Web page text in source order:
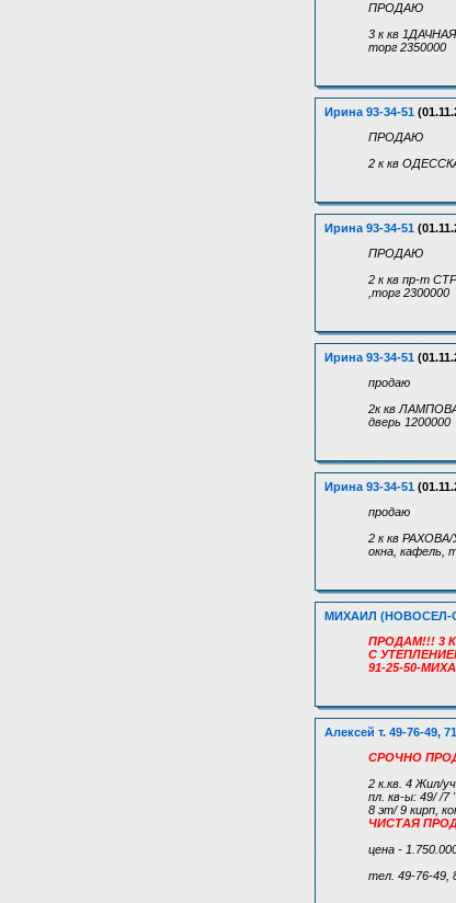
ПРОДАЮ
3 к кв
торг 2350000
Ирина 93-34-51
ПРОДАЮ
2 к кв
Ирина 93-34-51
ПРОДАЮ
2 к кв пр-т
,торг 2300000
Ирина 93-34-51
продаю
2к кв
дверь 1200000
Ирина 93-34-51
продаю
2 к кв РАХОВА/
окна, кафель,
МИХАИЛ (НОВОСЕЛ-
ПРОДАМ!!! 3
С
91-25-50-
Алексей т. 49-76-49,
СРОЧНО
2 к.кв. 4 Жил/
пл. кв-ы: 49/ /7
8 эт/ 9 кирп,
ЧИСТАЯ
цена -
тел. 49-76-49,